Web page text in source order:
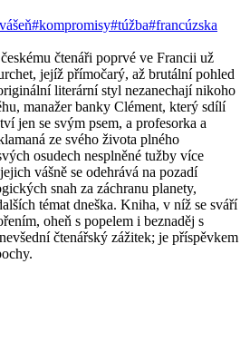
#kompromisy#túžba#francúzska
čtenáři poprvé ve Francii už
jejíž přímočarý, až brutální pohled
literární styl nezanechají nikoho
manažer banky Clément, který sdílí
jen se svým psem, a profesorka a
ze svého života plného
osudech nesplněné tužby více
vášně se odehrává na pozadí
snah za záchranu planety,
témat dneška. Kniha, v níž se sváří
oheň s popelem i beznaděj s
čtenářský zážitek; je příspěvkem